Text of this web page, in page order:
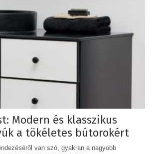
Modern és klasszikus
a tökéletes bútorokért
van szó, gyakran a nagyobb